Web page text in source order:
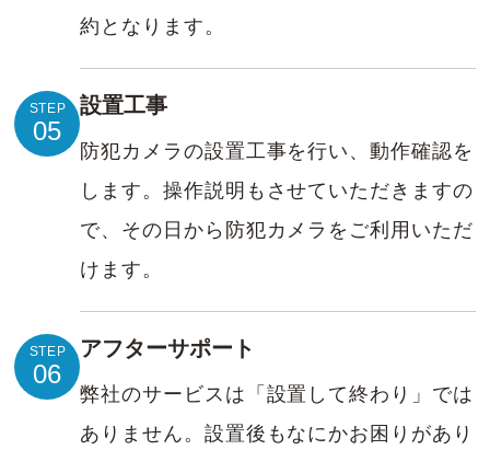
約となります。
STEP
05
設置工事
防犯カメラの設置工事を行い、動作確認を
します。操作説明もさせていただきますの
で、その日から防犯カメラをご利用いただ
けます。
STEP
06
アフターサポート
弊社のサービスは「設置して終わり」では
ありません。設置後もなにかお困りがあり